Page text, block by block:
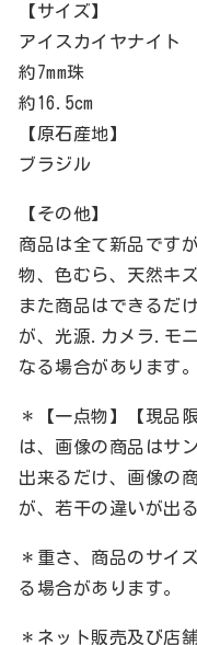
【サイズ】
アイスカイヤナイト
約7mm珠
約16.5cm
【原石産地】
ブラジル
【その他】
商品は全て新品です
物、色むら、天然キ
また商品はできるだ
が、光源.カメラ.モ
なる場合があります。
＊【一点物】【現品
は、画像の商品はサ
出来るだけ、画像の
が、若干の違いが出
＊重さ、商品のサイ
る場合があります。
＊ネット販売及び店